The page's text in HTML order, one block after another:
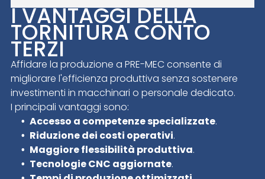
I VANTAGGI DELLA
TORNITURA CONTO
TERZI
Affidare la produzione a PRE-MEC consente di
migliorare l'efficienza produttiva senza sostenere
investimenti in macchinari o personale dedicato.
I principali vantaggi sono:
Accesso a competenze specializzate.
Riduzione dei costi operativi.
Maggiore flessibilità produttiva.
Tecnologie CNC aggiornate.